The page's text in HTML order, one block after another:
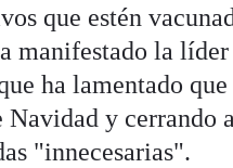
que estén
manifestado la
ha lamentado
y cerrando
"innecesarias".